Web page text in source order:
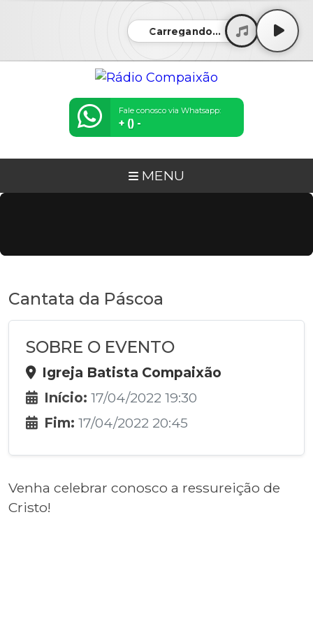
Carregando...
Fale conosco via Whatsapp:
+ () -
MENU
Cantata da Páscoa
SOBRE O EVENTO
Igreja Batista Compaixão
Início: 17/04/2022 19:30
Fim: 17/04/2022 20:45
Venha celebrar conosco a ressureição de
Cristo!